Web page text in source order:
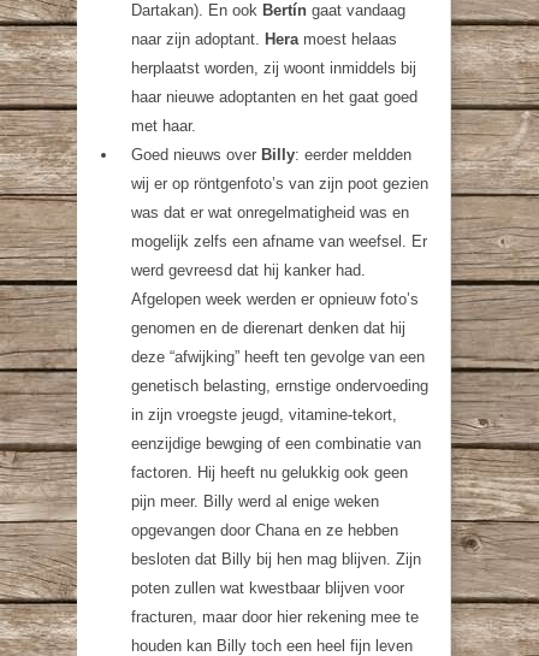
Dartakan). En ook Bertín gaat vandaag
naar zijn adoptant. Heramoest helaas
herplaatst worden, zij woont inmiddels bij
haar nieuwe adoptanten en het gaat goed
met haar.
Goed nieuws over Billy: eerder meldden
wij er op röntgenfoto’s van zijn poot gezien
was dat er wat onregelmatigheid was en
mogelijk zelfs een afname van weefsel. Er
werd gevreesd dat hij kanker had.
Afgelopen week werden er opnieuw foto’s
genomen en de dierenart denken dat hij
deze “afwijking” heeft ten gevolge van een
genetisch belasting, ernstige ondervoeding
in zijn vroegste jeugd, vitamine-tekort,
eenzijdige bewging of een combinatie van
factoren. Hij heeft nu gelukkig ook geen
pijn meer. Billy werd al enige weken
opgevangen door Chana en ze hebben
besloten dat Billy bij hen mag blijven. Zijn
poten zullen wat kwestbaar blijven voor
fracturen, maar door hier rekening mee te
houden kan Billy toch een heel fijn leven